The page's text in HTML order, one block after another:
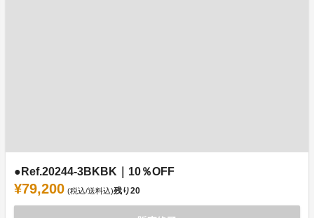
●Ref.20244-3BKBK｜10％OFF
¥79,200 (税込/送料込)残り20